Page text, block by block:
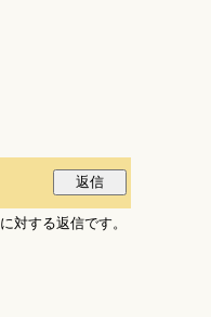
に対する返信です。